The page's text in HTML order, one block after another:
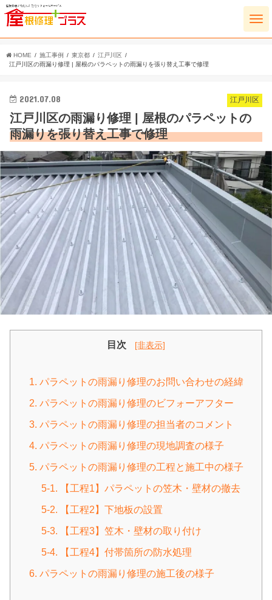
HOME 施工事例 東京都
江戸川区
江戸川区の雨漏り修理 | 屋根のパラペットの雨漏りを張り替え工事で修理
江戸川区
2021.07.08
江戸川区の雨漏り修理 | 屋根のパラペットの
雨漏りを張り替え工事で修理
目次 [非表示]
1. パラペットの雨漏り修理のお問い合わせの経緯
2. パラペットの雨漏り修理のビフォーアフター
3. パラペットの雨漏り修理の担当者のコメント
4. パラペットの雨漏り修理の現地調査の様子
5. パラペットの雨漏り修理の工程と施工中の様子
5-1. 【工程1】パラペットの笠木・壁材の撤去
5-2. 【工程2】下地板の設置
5-3. 【工程3】笠木・壁材の取り付け
5-4. 【工程4】付帯箇所の防水処理
6. パラペットの雨漏り修理の施工後の様子